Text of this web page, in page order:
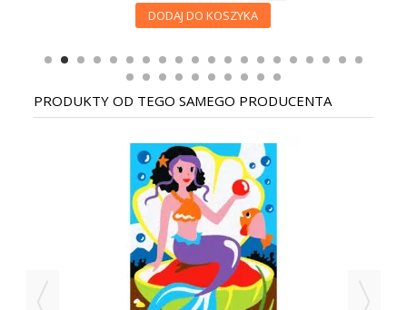
DODAJ DO KOSZYKA
PRODUKTY OD TEGO SAMEGO PRODUCENTA